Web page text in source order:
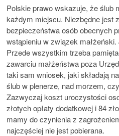
Polskie prawo wskazuje, że ślub
każdym miejscu. Niezbędne jest
bezpieczeństwa osób obecnych
wstąpieniu w związek
Przede wszystkim trzeba
zawarciu małżeństwa poza
taki sam wniosek, jaki składają
ślub w plenerze, nad morzem,
Zazwyczaj koszt uroczystości
złotych opłaty dodatkowej i 84
mamy do czynienia z
najczęściej nie jest pobierana.